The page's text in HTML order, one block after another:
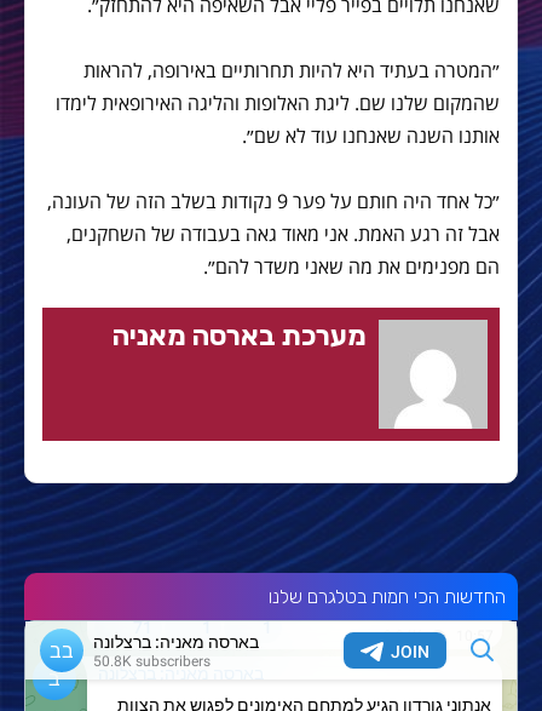
״המטרה בעתיד היא להיות תחרותיים באירופה, להראות
שהמקום שלנו שם. ליגת האלופות והליגה האירופאית לימדו
אותנו השנה שאנחנו עוד לא שם״.
״כל אחד היה חותם על פער 9 נקודות בשלב הזה של העונה,
אבל זה רגע האמת. אני מאוד גאה בעבודה של השחקנים,
הם מפנימים את מה שאני משדר להם״.
מערכת בארסה מאניה
החדשות הכי חמות בטלגרם שלנו